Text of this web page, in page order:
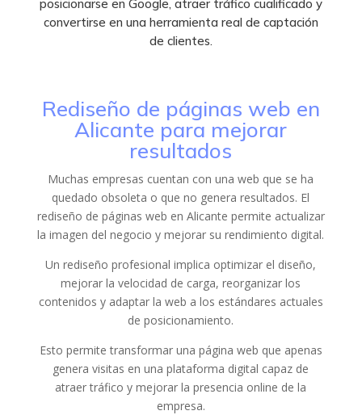
posicionarse en Google, atraer tráfico cualificado y
convertirse en una herramienta real de captación
de clientes.
Rediseño de páginas web en
Alicante para mejorar
resultados
Muchas empresas cuentan con una web que se ha
quedado obsoleta o que no genera resultados. El
rediseño de páginas web en Alicante permite actualizar
la imagen del negocio y mejorar su rendimiento digital.
Un rediseño profesional implica optimizar el diseño,
mejorar la velocidad de carga, reorganizar los
contenidos y adaptar la web a los estándares actuales
de posicionamiento.
Esto permite transformar una página web que apenas
genera visitas en una plataforma digital capaz de
atraer tráfico y mejorar la presencia online de la
empresa.